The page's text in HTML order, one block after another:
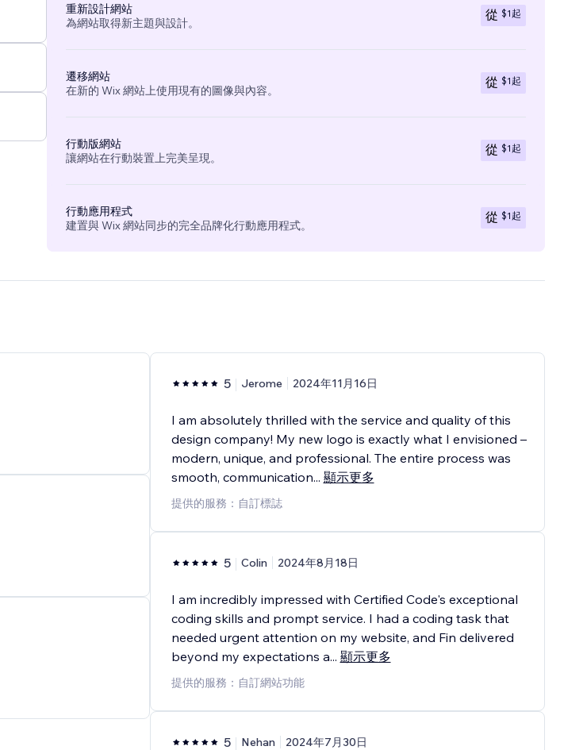
重新設計網站
為網站取得新主題與設計。
從 $1 起
遷移網站
在新的 Wix 網站上使用現有的圖像與內容。
從 $1 起
行動版網站
讓網站在行動裝置上完美呈現。
從 $1 起
行動應用程式
建置與 Wix 網站同步的完全品牌化行動應用程式。
從 $1 起
5 Jerome 2024年11月16日
I am absolutely thrilled with the service and quality of this
design company! My new logo is exactly what I envisioned –
modern, unique, and professional. The entire process was
smooth, communication... 顯示更多
提供的服務：自訂標誌
5 Colin 2024年8月18日
I am incredibly impressed with Certified Code's exceptional
coding skills and prompt service. I had a coding task that
needed urgent attention on my website, and Fin delivered
beyond my expectations a... 顯示更多
提供的服務：自訂網站功能
5 Nehan 2024年7月30日